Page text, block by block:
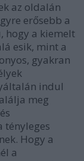
az oldalán
erősebb a
hogy a kiemelt
esik, mint a
gyakran
indul
meg
tényleges
Hogy a
a